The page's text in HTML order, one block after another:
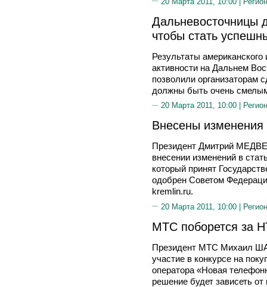
Дальневосточницы
чтобы стать
Результаты
активности на Дальнем
позволили организаторам
должны быть очень
20 Марта 2011, 10:00 |
Внесены изменения
Президент Дмитрий
внесении изменений в
который принят
одобрен Советом
kremlin.ru.
20 Марта 2011, 10:00 |
МТС поборется за
Президент МТС Михаил
участие в конкурсе на
оператора «Новая
решение будет зависеть